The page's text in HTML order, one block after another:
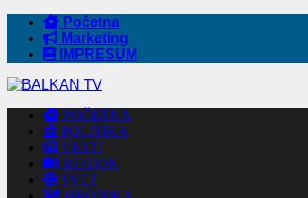
Početna
Marketing
IMPRESUM
POČETNA
POLITIKA
VESTI
REGION
SVET